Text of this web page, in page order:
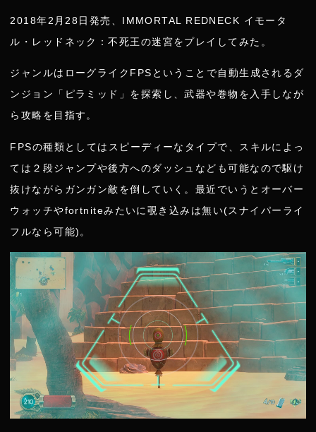
2018年2月28日発売、IMMORTAL REDNECK イモータ
ル・レッドネック：不死王の迷宮をプレイしてみた。
ジャンルはローグライクFPSということで自動生成されるダ
ンジョン「ピラミッド」を探索し、武器や巻物を入手しなが
ら攻略を目指す。
FPSの種類としてはスピーディーなタイプで、スキルによっ
ては２段ジャンプや後方へのダッシュなども可能なので駆け
抜けながらガンガン敵を倒していく。最近でいうとオーバー
ウォッチやfortniteみたいに覗き込みは無い(スナイパーライ
フルなら可能)。